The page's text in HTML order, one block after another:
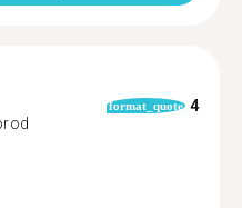
format_quote 4